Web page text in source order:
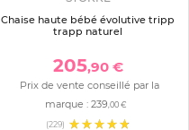
Chaise haute bébé évolutive tripp
trapp naturel
205,90 €
Prix de vente conseillé par la
marque :239 ,00 €
(229)